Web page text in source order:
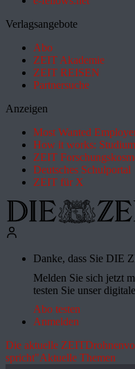
Verlagsangebote
Abo
ZEIT Akademie
ZEIT REISEN
Partnersuche
Anzeigen
Most Wanted
How it works:
ZEIT
Deutsches Schulportal
ZEIT für X
Danke, dass Sie DIE
Melden Sie sich jetzt
testen Sie unser
Abo testen
Anmelden
Die aktuelle ZEIT
spricht"Aktuelle Themen